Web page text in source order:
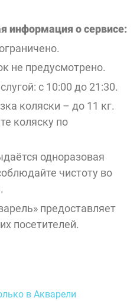
информация о сервисе:
не предусмотрено.
с 10:00 до 21:30.
коляски – до 11 кг.
коляску по
одноразовая
чистоту во
предоставляет
посетителей.
в Акварели